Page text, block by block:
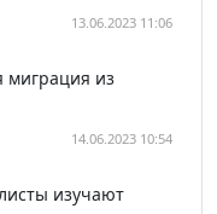
13.06.2023 11:06
миграция из
14.06.2023 10:54
изучают